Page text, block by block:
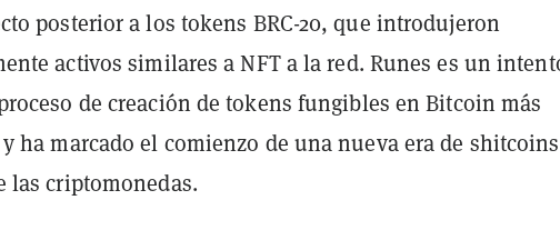
posterior a los tokens BRC-20, que introdujeron
activos similares a NFT a la red. Runes es un
de creación de tokens fungibles en Bitcoin más
ha marcado el comienzo de una nueva era de
las criptomonedas.